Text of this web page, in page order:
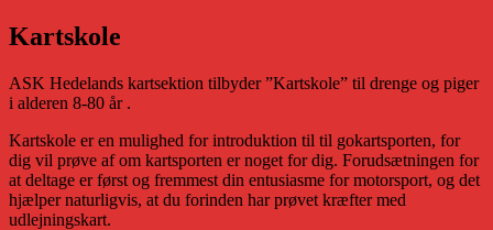
Kartskole
ASK Hedelands kartsektion tilbyder ”Kartskole” til drenge og piger
i alderen 8-80 år .
Kartskole er en mulighed for introduktion til til gokartsporten, for
dig vil prøve af om kartsporten er noget for dig. Forudsætningen for
at deltage er først og fremmest din entusiasme for motorsport, og det
hjælper naturligvis, at du forinden har prøvet kræfter med
udlejningskart.